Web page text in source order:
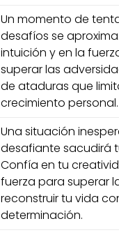
Un momento de
desafíos se
intuición y en la
superar las
de ataduras que
crecimiento personal.
Una situación
desafiante sacudirá
Confía en tu
fuerza para superar
reconstruir tu vida
determinación.